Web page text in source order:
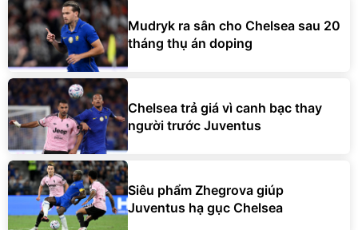
Mudryk ra sân cho Chelsea sau 20
tháng thụ án doping
Chelsea trả giá vì canh bạc thay
người trước Juventus
Siêu phẩm Zhegrova giúp
Juventus hạ gục Chelsea